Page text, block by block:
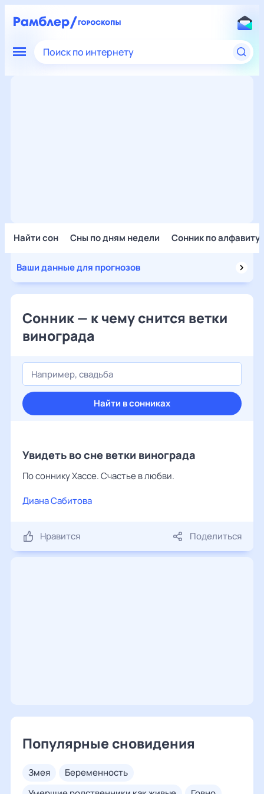
Поиск по интернету
Найти сон Сны по дням недели Сонник по алфавиту
Ваши данные для прогнозов
Сонник — к чему снится ветки
винограда
Найти в сонниках
Увидеть во сне ветки винограда
По соннику Хассе. Счастье в любви.
Диана Сабитова
Нравится Поделиться
Популярные сновидения
змея
беременность